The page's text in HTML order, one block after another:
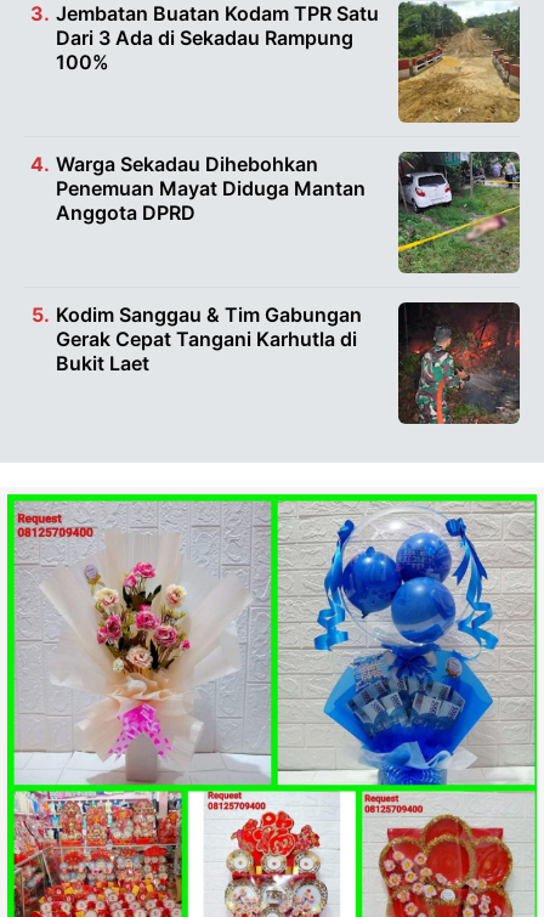
Jembatan Buatan Kodam TPR Satu
Dari 3 Ada di Sekadau Rampung
100%
Warga Sekadau Dihebohkan
Penemuan Mayat Diduga Mantan
Anggota DPRD
Kodim Sanggau & Tim Gabungan
Gerak Cepat Tangani Karhutla di
Bukit Laet